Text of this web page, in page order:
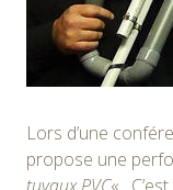
Lors d’une
propose une